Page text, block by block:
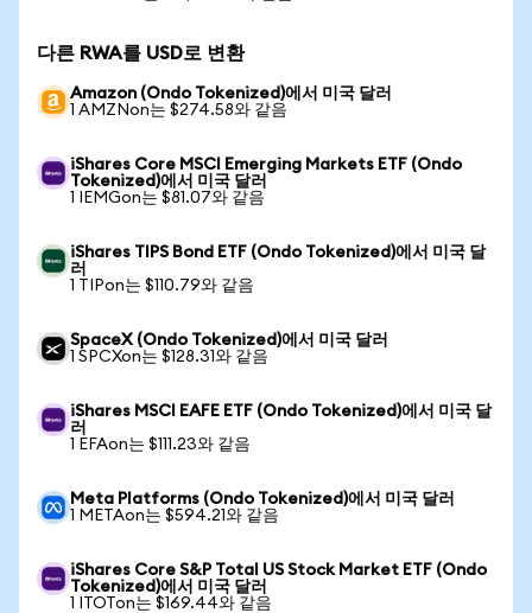
다른 RWA를 USD로 변환
Amazon (Ondo Tokenized)에서 미국 달러
1 AMZNon는 $274.58와 같음
iShares Core MSCI Emerging Markets ETF (Ondo
Tokenized)에서 미국 달러
1 IEMGon는 $81.07와 같음
iShares TIPS Bond ETF (Ondo Tokenized)에서 미국 달
러
1 TIPon는 $110.79와 같음
SpaceX (Ondo Tokenized)에서 미국 달러
1 SPCXon는 $128.31와 같음
iShares MSCI EAFE ETF (Ondo Tokenized)에서 미국 달
러
1 EFAon는 $111.23와 같음
Meta Platforms (Ondo Tokenized)에서 미국 달러
1 METAon는 $594.21와 같음
iShares Core S&P Total US Stock Market ETF (Ondo
Tokenized)에서 미국 달러
1 ITOTon는 $169.44와 같음